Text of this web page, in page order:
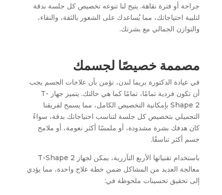
جراحة أو فترة نقاهة. يتيح لنا تنوعه تخصيص كل جلسة بدقة
لتلبية احتياجاتك، مما يُساعدك على الشعور بالثقة، والنقاء،
والتوازن الجمالي مع بشرتك.
مصممة خصيصًا لجسمك
في عيادة الدكتورة بريما لندن، نؤمن بأن علاجات الجسم يجب
أن تكون فردية تمامًا، تمامًا كما هي حالتك. يتميز جهاز T-
Shape 2 بإمكانية التخصيص الكامل، مما يسمح لفريقنا
التجميلي بتخصيص كل جلسة لتناسب احتياجاتك بدقة، سواءً
كان هدفك بشرة مشدودة، أو ملمسًا أكثر نعومة، أو ملامح
جسم أكثر تناسقًا.
باستخدام تقنياتها الأربع التآزرية، يمكن لجهاز T-Shape 2
معالجة العديد من المشاكل ضمن خطة علاج واحدة، مما يؤدي
إلى تحقيق تحسينات ملحوظة في: